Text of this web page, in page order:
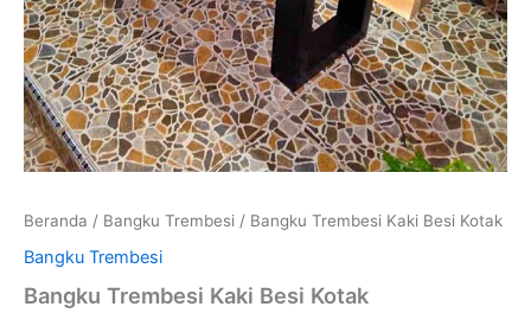
Beranda / Bangku Trembesi / Bangku Trembesi Kaki Besi Kotak
Bangku Trembesi
Bangku Trembesi Kaki Besi Kotak